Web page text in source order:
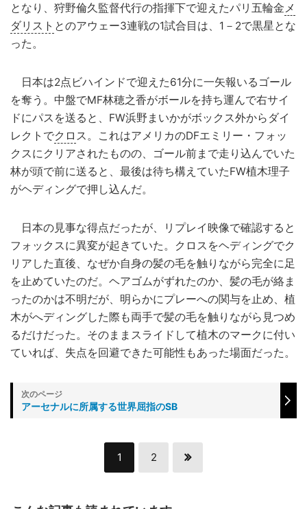
となり、狩野倫久監督代行の指揮下で迎えたパリ五輪金メ
ダリスト とのアウェー3連戦の1試合目は、1－2で黒星とな
った。
日本は2点ビハインドで迎えた61分に一矢報いるゴール
を奪う。中盤でMF林穂之香がボールを持ち運んで右サイ
ドにパスを送ると、FW浜野まいかがボックス外からダイ
レクトでクロ ス。これはアメリカのDFエミリー・フォッ
クスにクリアされたものの、ゴール前まで走り込んでいた
林が頭で前に送ると、最後は待ち構えていたFW植木理子
がヘディングで押し込んだ。
日本の見事な得点だったが、リプレイ映像で確認すると
フォックスに異変が起きていた。クロスをヘディングでク
リアした直後、なぜか自身の髪の毛を触りながら完全に足
を止めていたのだ。ヘアゴムがずれたのか、髪の毛が絡ま
ったのかは不明だが、明らかにプレーへの関与を止め、植
木がへディングした際も両手で髪の毛を触りながら見つめ
るだけだった。そのままスライドして植木のマークに付い
ていれば、失点を回避できた可能性もあった場面だった。
アーセナルに所属する世界屈指のSB
1 2